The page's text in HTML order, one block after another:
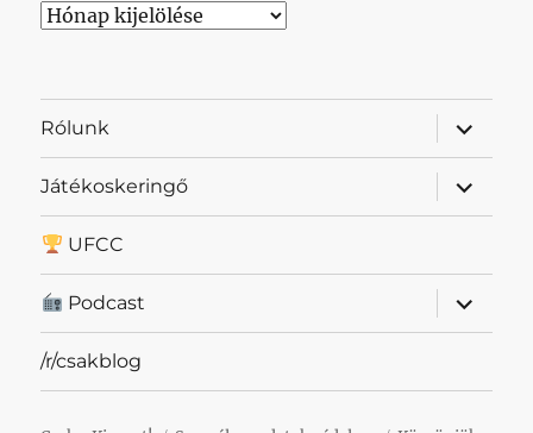
Archívum
Rólunk
almenü
Játékoskeringő
almenü
UFCC
Podcast
almenü
/r/csakblog